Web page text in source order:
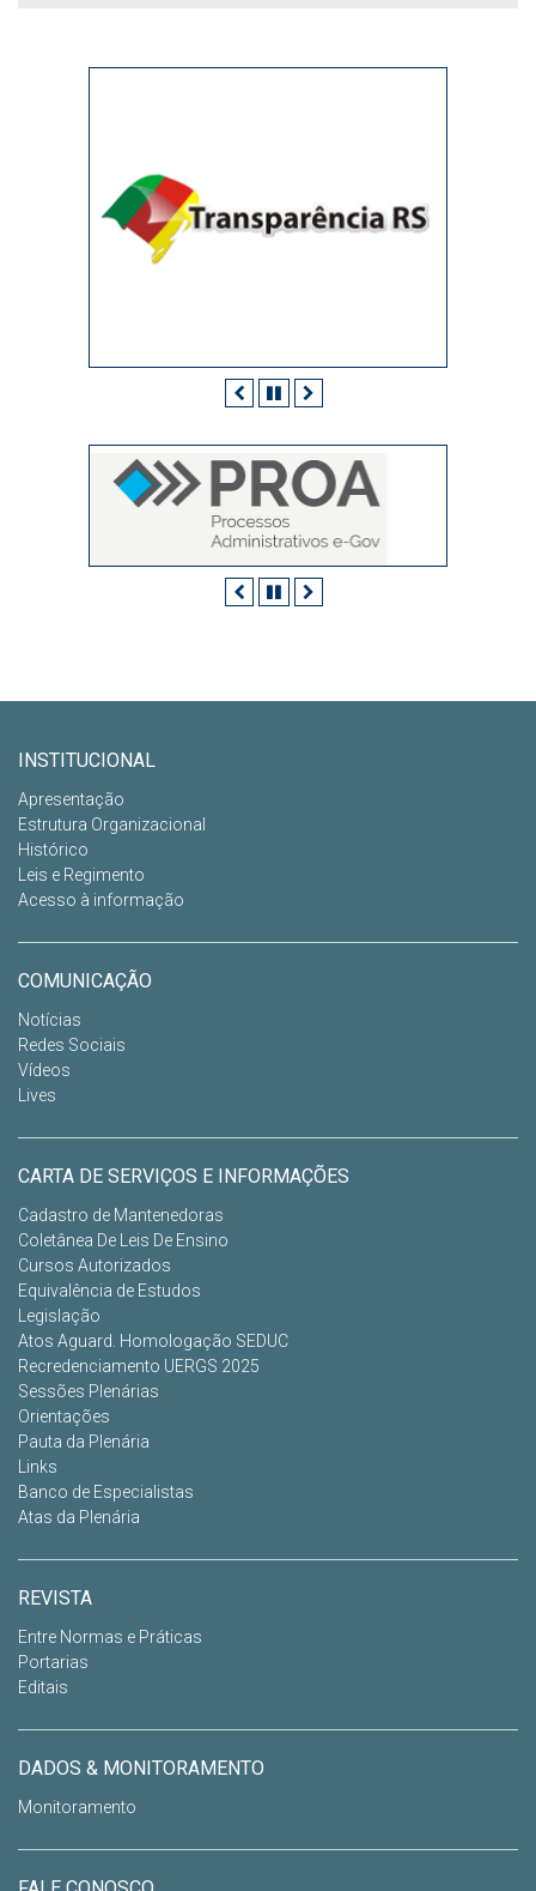
AnteriorPausar
AnteriorPausar
INSTITUCIONAL
Apresentação
Estrutura Organizacional
Histórico
Leis e Regimento
Acesso à informação
COMUNICAÇÃO
Notícias
Redes Sociais
Vídeos
Lives
CARTA DE SERVIÇOS E INFORMAÇÕES
Cadastro de Mantenedoras
Coletânea De Leis De Ensino
Cursos Autorizados
Equivalência de Estudos
Legislação
Atos Aguard. Homologação SEDUC
Recredenciamento UERGS 2025
Sessões Plenárias
Orientações
Pauta da Plenária
Links
Banco de Especialistas
Atas da Plenária
REVISTA
Entre Normas e Práticas
Portarias
Editais
DADOS & MONITORAMENTO
Monitoramento